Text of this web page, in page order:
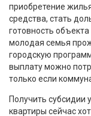
приобретение
средства, стать
готовность
молодая семья
городскую
выплату можно
только если
Получить субсидии
квартиры сейчас